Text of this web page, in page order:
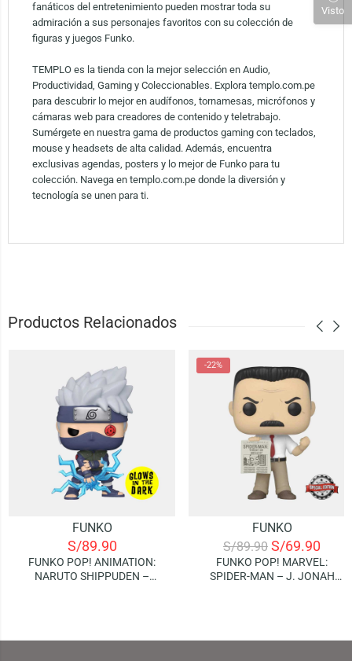
fanáticos del entretenimiento pueden mostrar toda su
admiración a sus personajes favoritos con su colección de
figuras y juegos Funko.
TEMPLO es la tienda con la mejor selección en Audio,
Productividad, Gaming y Coleccionables. Explora templo.com.pe
para descubrir lo mejor en audífonos, tornamesas, micrófonos y
cámaras web para creadores de contenido y teletrabajo.
Sumérgete en nuestra gama de productos gaming con teclados,
mouse y headsets de alta calidad. Además, encuentra
exclusivas agendas, posters y lo mejor de Funko para tu
colección. Navega en templo.com.pe donde la diversión y
tecnología se unen para ti.
Productos Relacionados
FUNKO
S/89.90
FUNKO POP! ANIMATION:
NARUTO SHIPPUDEN –
-22%
FUNKO
S/89.90 S/69.90
FUNKO POP! MARVEL:
SPIDER-MAN – J. JONAH
Visto